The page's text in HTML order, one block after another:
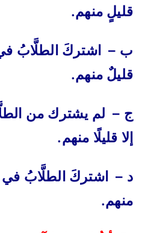
قليلٍ منهم.
ب – اشتركَ الطلَّابُ في
قليلٌ منهم.
ج – لم يشترك من
إلا قليلًا منهم.
د – اشتركَ الطلَّابُ في
منهم.